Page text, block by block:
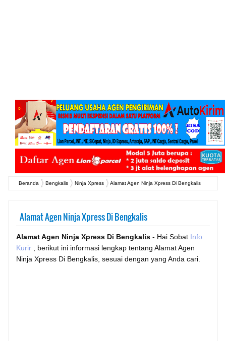
Beranda Bengkalis Ninja Xpress Alamat Agen Ninja Xpress Di Bengkalis
Alamat Agen Ninja Xpress Di Bengkalis
Alamat Agen Ninja Xpress Di Bengkalis - Hai Sobat Info
Kurir
, berikut ini informasi lengkap tentang Alamat Agen
Ninja Xpress Di Bengkalis, sesuai dengan yang Anda cari.